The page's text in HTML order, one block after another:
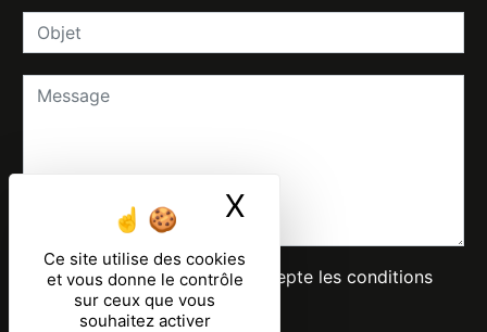
Ce site utilise des cookies
et vous donne le contrôle
sur ceux que vous
souhaitez activer
X
En cochant cette case, j'accepte les conditions
particulières ci-dessous **